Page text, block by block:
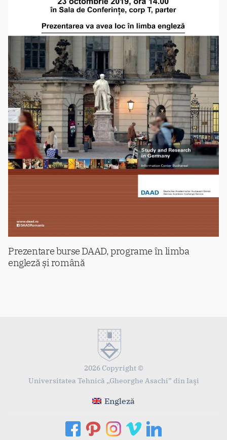
Prezentare burse DAAD, programe în limba
engleză și română
2026 Copyright ©
Universitatea Tehnică „Gheorghe Asachi” din Iaşi
Engleză